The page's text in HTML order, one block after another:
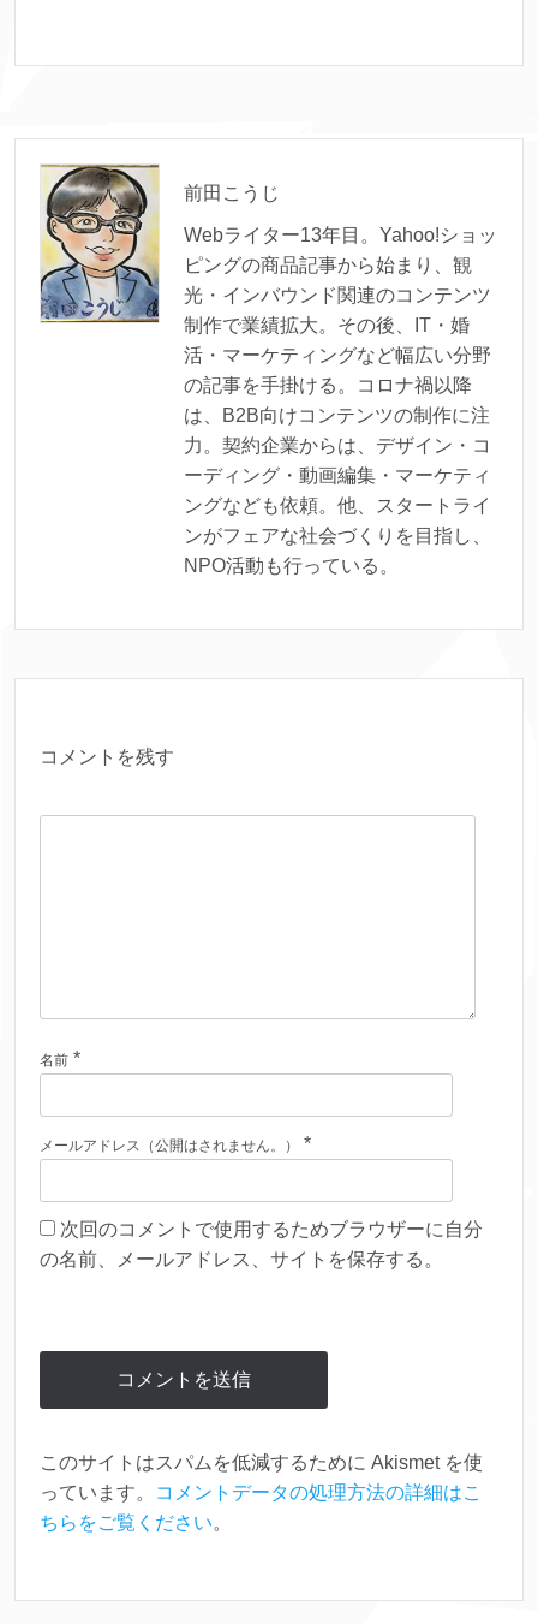
前田こうじ
Webライター13年目。Yahoo!ショッ
ピングの商品記事から始まり、観
光・インバウンド関連のコンテンツ
制作で業績拡大。その後、IT・婚
活・マーケティングなど幅広い分野
の記事を手掛ける。コロナ禍以降
は、B2B向けコンテンツの制作に注
力。契約企業からは、デザイン・コ
ーディング・動画編集・マーケティ
ングなども依頼。他、スタートライ
ンがフェアな社会づくりを目指し、
NPO活動も行っている。
コメントを残す
名前 *
メールアドレス（公開はされません。） *
次回のコメントで使用するためブラウザーに自分
の名前、メールアドレス、サイトを保存する。
このサイトはスパムを低減するために Akismet を使
っています。
コメントデータの処理方法の詳細はこ
ちらをご覧ください。